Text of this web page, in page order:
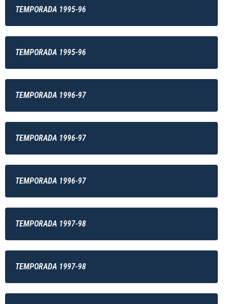
TEMPORADA 1995-96
TEMPORADA 1995-96
TEMPORADA 1996-97
TEMPORADA 1996-97
TEMPORADA 1996-97
TEMPORADA 1997-98
TEMPORADA 1997-98